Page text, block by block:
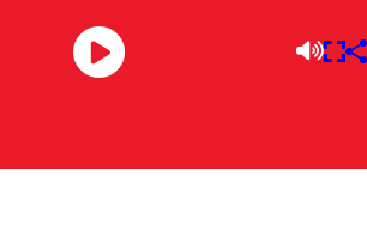
Descarga la APP